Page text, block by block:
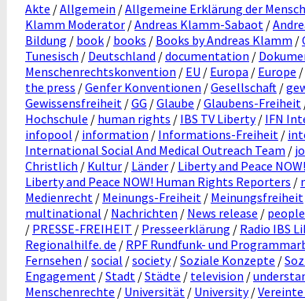
Akte /Allgemein /Allgemeine Erklärung der
Klamm Moderator /Andreas Klamm-Sabaot /
Bildung / book / books / Books by Andreas Klamm /
Tunesisch / Deutschland /documentation /
Menschenrechtskonvention / EU / Europa / Europe /
the press /Genfer Konventionen /Gesellschaft /
Gewissensfreiheit /GG /Glaube /Glaubens-Freiheit
Hochschule / human rights / IBS TV Liberty/ IFN
infopool / information / Informations-Freiheit /
International Social And Medical Outreach Team /
Christlich / Kultur / Länder / Liberty and Peace NOW!
Liberty and Peace NOW! Human Rights Reporters /
Medienrecht / Meinungs-Freiheit / Meinungsfreiheit
multinational / Nachrichten / News release / people
/ PRESSE-FREIHEIT / Presseerklärung / Radio IBS
Regionalhilfe. de / RPF Rundfunk- und
Fernsehen /social /society/Soziale Konzepte /
Engagement /Stadt /Städte / television /
Menschenrechte / Universität / University/